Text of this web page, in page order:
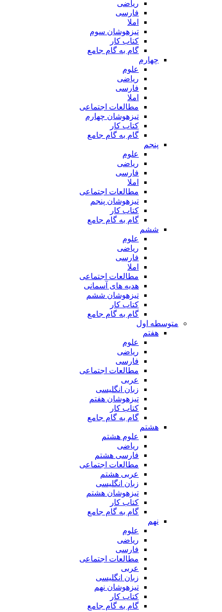
ریاضی
فارسی
املا
تیزهوشان سوم
کتاب کار
گام به گام جامع
چهارم
علوم
ریاضی
فارسی
املا
مطالعات اجتماعی
تیزهوشان چهارم
کتاب کار
گام به گام جامع
پنجم
علوم
ریاضی
فارسی
املا
مطالعات اجتماعی
تیزهوشان پنجم
کتاب کار
گام به گام جامع
ششم
علوم
ریاضی
فارسی
املا
مطالعات اجتماعی
هدیه های آسمانی
تیزهوشان ششم
کتاب کار
گام به گام جامع
متوسطه اول
هفتم
علوم
ریاضی
فارسی
مطالعات اجتماعی
عربی
زبان انگلیسی
تیزهوشان هفتم
کتاب کار
گام به گام جامع
هشتم
علوم هشتم
ریاضی
فارسی هشتم
مطالعات اجتماعی
عربی هشتم
زبان انگلیسی
تیزهوشان هشتم
کتاب کار
گام به گام جامع
نهم
علوم
ریاضی
فارسی
مطالعات اجتماعی
عربی
زبان انگلیسی
تیزهوشان نهم
کتاب کار
گام به گام جامع